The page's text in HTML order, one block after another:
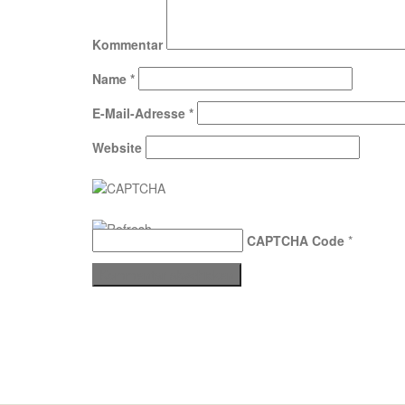
Kommentar
Name *
E-Mail-Adresse *
Website
CAPTCHA Code *